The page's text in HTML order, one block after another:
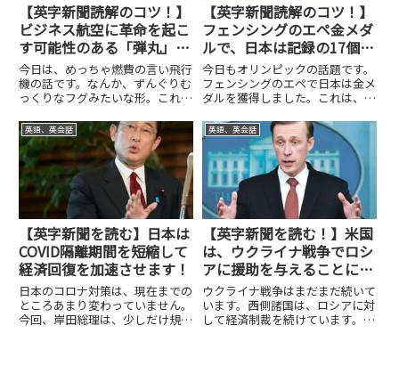
【英字新聞読解のコツ！】
ビジネス航空に革命を起こ
す可能性のある「弾丸」飛
行機！
今日は、めっちゃ燃費の言い飛行
機の話です。なんか、ずんぐりむ
っくりなフグみたいな形。これ
す。一方で、以前には、めっちゃ
早い航空機の話題を取り上げたこ
ともあります。いろんなことが二
極化していっているように感じま
すね...
【英字新聞読解のコツ！】
フェンシングのエペ金メダ
ルで、日本は記録の17個目
の金メダル！
今日もオリンピックの話題です。
フェンシングのエペで日本は金メ
ダルを獲得しました。これは、フ
ったようです。昨日、決勝をテレ
ビで見ましたが、堂々としたもの
だったと思います。順々決勝で、
フランスを破っていたからでし
ょ...
英語、英会話
【英字新聞を読む】日本は
COVID隔離期間を短縮して
経済回復を加速させます！
日本のコロナ対策は、現在までの
ところあまり変わっていません。
今回、岸田総理は、少しだけ規制
英語、英会話
【英字新聞を読む！】米国
は、ウクライナ戦争でロシ
アに援助を与えることに対
して中国に警告！
ウクライナ戦争はまだまだ続いて
います。西側諸国は、ロシアに対
して経済制裁を続けています。そ